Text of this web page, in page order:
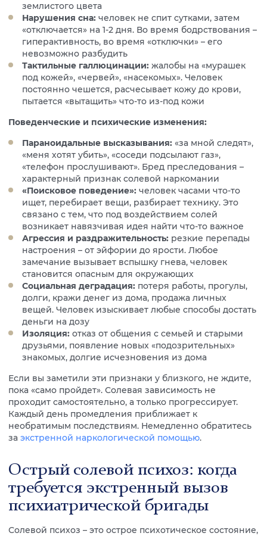
землистого цвета
Нарушения сна: человек не спит сутками, затем
«отключается» на 1-2 дня. Во время бодрствования –
гиперактивность, во время «отключки» – его
невозможно разбудить
Тактильные галлюцинации: жалобы на «мурашек
под кожей», «червей», «насекомых». Человек
постоянно чешется, расчесывает кожу до крови,
пытается «вытащить» что-то из-под кожи
Поведенческие и психические изменения:
Параноидальные высказывания: «за мной следят»,
«меня хотят убить», «соседи подсылают газ»,
«телефон прослушивают». Бред преследования –
характерный признак солевой наркомании
«Поисковое поведение»: человек часами что-то
ищет, перебирает вещи, разбирает технику. Это
связано с тем, что под воздействием солей
возникает навязчивая идея найти что-то важное
Агрессия и раздражительность: резкие перепады
настроения – от эйфории до ярости. Любое
замечание вызывает вспышку гнева, человек
становится опасным для окружающих
Социальная деградация: потеря работы, прогулы,
долги, кражи денег из дома, продажа личных
вещей. Человек изыскивает любые способы достать
деньги на дозу
Изоляция: отказ от общения с семьей и старыми
друзьями, появление новых «подозрительных»
знакомых, долгие исчезновения из дома
Если вы заметили эти признаки у близкого, не ждите,
пока «само пройдет». Солевая зависимость не
проходит самостоятельно, а только прогрессирует.
Каждый день промедления приближает к
необратимым последствиям. Немедленно обратитесь
за экстренной наркологической помощью.
Острый солевой психоз: когда
требуется экстренный вызов
психиатрической бригады
Солевой психоз – это острое психотическое состояние,